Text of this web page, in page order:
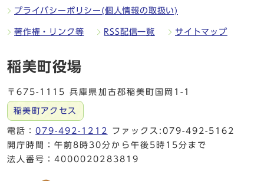
プライバシーポリシー(個人情報の取扱い)
著作権・リンク等 RSS配信一覧 サイトマップ
稲美町役場
〒675-1115 兵庫県加古郡稲美町国岡1-1
稲美町アクセス
電話：079-492-1212
ファックス:079-492-5162
開庁時間：午前8時30分から午後5時15分まで
法人番号：4000020283819